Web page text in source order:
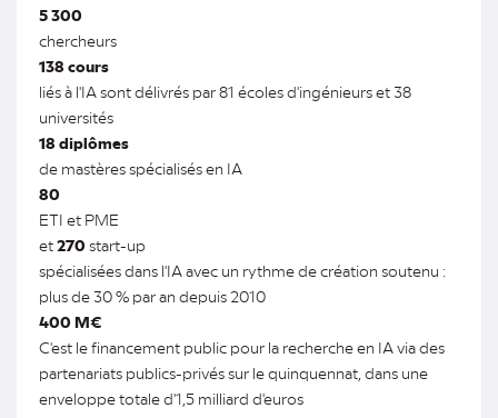
5 300
chercheurs
138 cours
liés à l'IA sont délivrés par 81 écoles d'ingénieurs et 38
universités
18 diplômes
de mastères spécialisés en IA
80
ETI et PME
et270 start-up
spécialisées dans l'IA avec un rythme de création soutenu :
plus de 30 % par an depuis 2010
400 M€
C'est le financement public pour la recherche en IA via des
partenariats publics-privés sur le quinquennat, dans une
enveloppe totale d'1,5 milliard d'euros